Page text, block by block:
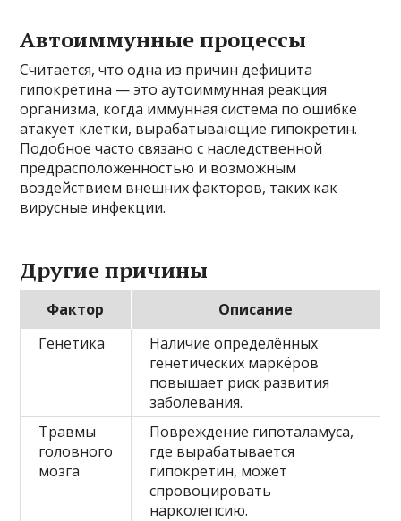
Автоиммунные процессы
Считается, что одна из причин дефицита
гипокретина — это аутоиммунная реакция
организма, когда иммунная система по ошибке
атакует клетки, вырабатывающие гипокретин.
Подобное часто связано с наследственной
предрасположенностью и возможным
воздействием внешних факторов, таких как
вирусные инфекции.
Другие причины
Фактор
Описание
Генетика
Наличие определённых
генетических маркёров
повышает риск развития
заболевания.
Травмы
головного
мозга
Повреждение гипоталамуса,
где вырабатывается
гипокретин, может
спровоцировать
нарколепсию.